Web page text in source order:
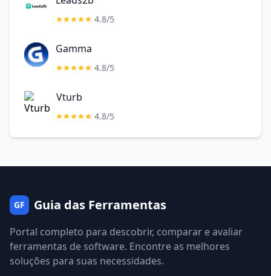
4.8/5
Gamma
4.8/5
Vturb
4.8/5
GF Guia das Ferramentas
Portal completo para descobrir, comparar e avaliar
ferramentas de software. Encontre as melhores
soluções para suas necessidades.